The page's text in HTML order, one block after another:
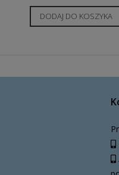
DODAJ DO KOSZYKA